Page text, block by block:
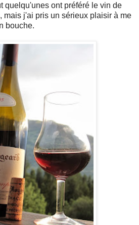
quelqu'unes ont préféré le vin de
mais j'ai pris un sérieux plaisir à me
bouche.